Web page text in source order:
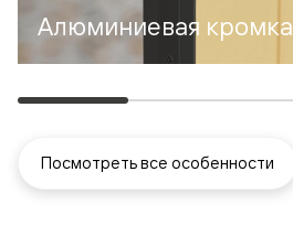
Алюминиевая кромка
Посмотреть все особенности